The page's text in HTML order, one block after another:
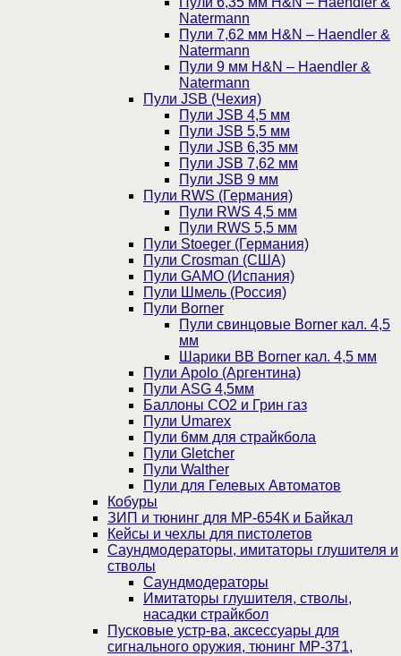
Natermann
Пули 7,62 мм H&N – Haendler &
Natermann
Пули 9 мм H&N – Haendler &
Natermann
Пули JSB (Чехия)
Пули JSB 4,5 мм
Пули JSB 5,5 мм
Пули JSB 6,35 мм
Пули JSB 7,62 мм
Пули JSB 9 мм
Пули RWS (Германия)
Пули RWS 4,5 мм
Пули RWS 5,5 мм
Пули Stoeger (Германия)
Пули Crosman (США)
Пули GAMO (Испания)
Пули Шмель (Россия)
Пули Borner
Пули свинцовые Borner кал. 4,5
мм
Шарики BB Borner кал. 4,5 мм
Пули Apolo (Аргентина)
Пули ASG 4,5мм
Баллоны CO2 и Грин газ
Пули Umarex
Пули 6мм для страйкбола
Пули Gletcher
Пули Walther
Пули для Гелевых Автоматов
Кобуры
ЗИП и тюнинг для МР-654К и Байкал
Кейсы и чехлы для пистолетов
Саундмодераторы, имитаторы глушителя и
стволы
Саундмодераторы
Имитаторы глушителя, стволы,
насадки страйкбол
Пусковые устр-ва, аксессуары для
сигнального оружия, тюнинг МР-371,